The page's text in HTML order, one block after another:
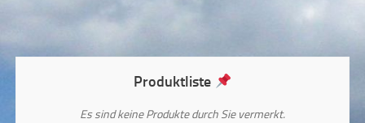
Produktliste
Es sind keine Produkte durch Sie vermerkt.